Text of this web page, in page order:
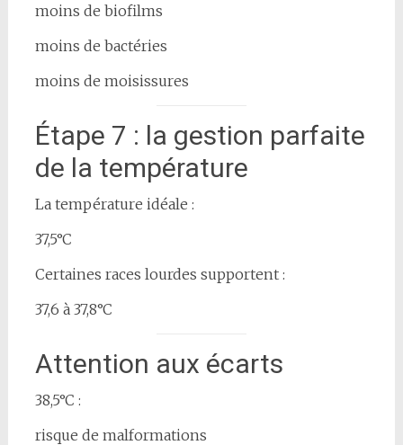
moins de biofilms
moins de bactéries
moins de moisissures
Étape 7 : la gestion parfaite
de la température
La température idéale :
37,5°C
Certaines races lourdes supportent :
37,6 à 37,8°C
Attention aux écarts
38,5°C :
risque de malformations